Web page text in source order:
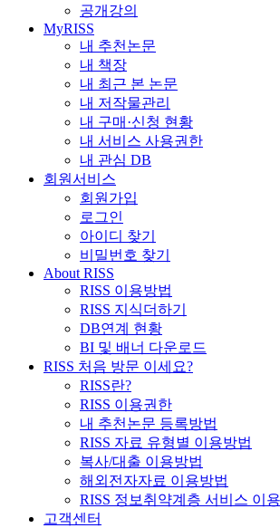
공개강의
MyRISS
내 추천논문
내 책장
내 최근 본 논문
내 저작물관리
내 구매·신청 현황
내 서비스 사용권한
내 관심 DB
회원서비스
회원가입
로그인
아이디 찾기
비밀번호 찾기
About RISS
RISS 이용방법
RISS 지식더하기
DB연계 현황
BI 및 배너 다운로드
RISS 처음 방문 이세요?
RISS란?
RISS 이용권한
내 추천논문 등록방법
RISS 자료 유형별 이용방법
복사/대출 이용방법
해외전자자료 이용방법
RISS 정보취약계층 서비스 이
고객센터